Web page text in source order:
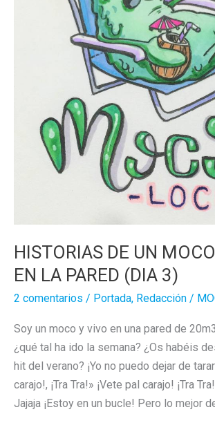
HISTORIAS DE UN
EN LA PARED (DIA 3)
2 comentarios / Portada, Redacción /
Soy un moco y vivo en una pared de
¿qué tal ha ido la semana? ¿Os habéis
hit del verano? ¡Yo no puedo dejar de
carajo!, ¡Tra Tra!» ¡Vete pal carajo! ¡Tra
Jajaja ¡Estoy en un bucle! Pero lo mejor